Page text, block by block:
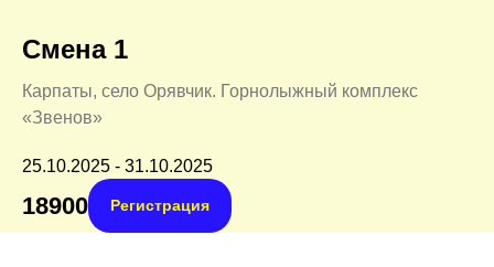
Смена 1
Карпаты, село Орявчик. Горнолыжный комплекс
«Звенов»
25.10.2025 - 31.10.2025
18900 Регистрация